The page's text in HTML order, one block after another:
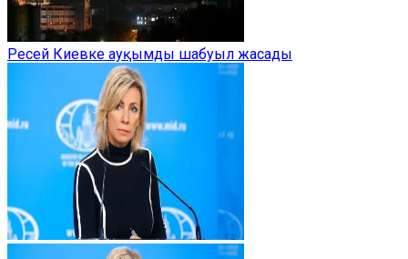
Ресей Киевке ауқымды шабуыл жасады